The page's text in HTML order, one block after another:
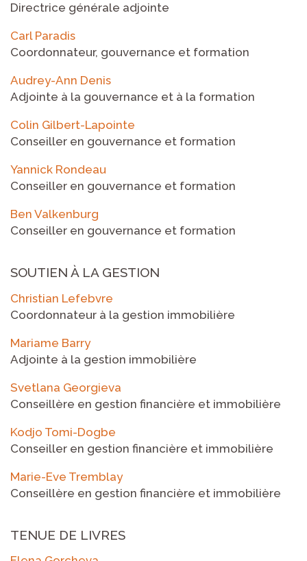
Directrice générale adjointe
Carl Paradis
Coordonnateur, gouvernance et formation
Audrey-Ann Denis
Adjointe à la gouvernance et à la formation
Colin Gilbert-Lapointe
Conseiller en gouvernance et formation
Yannick Rondeau
Conseiller en gouvernance et formation
Ben Valkenburg
Conseiller en gouvernance et formation
SOUTIEN À LA GESTION
Christian Lefebvre
Coordonnateur à la gestion immobilière
Mariame Barry
Adjointe à la gestion immobilière
Svetlana Georgieva
Conseillère en gestion financière et immobilière
Kodjo Tomi-Dogbe
Conseiller en gestion financière et immobilière
Marie-Eve Tremblay
Conseillère en gestion financière et immobilière
TENUE DE LIVRES